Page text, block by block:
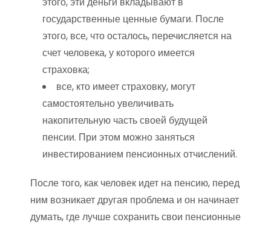
государственные ценные бумаги. После
этого, все, что осталось, перечисляется на
счет человека, у которого имеется
страховка;
все, кто имеет страховку, могут
самостоятельно увеличивать
накопительную часть своей будущей
пенсии. При этом можно заняться
инвестированием пенсионных отчислений.
После того, как человек идет на пенсию, перед
ним возникает другая проблема и он начинает
думать, где лучше сохранить свои пенсионные